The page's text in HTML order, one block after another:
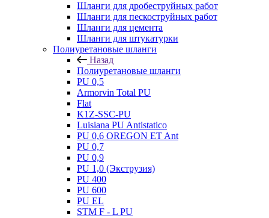
Шланги для дробеструйных работ
Шланги для пескоструйных работ
Шланги для цемента
Шланги для штукатурки
Полиуретановые шланги
Назад
Полиуретановые шланги
PU 0,5
Armorvin Total PU
Flat
K1Z-SSC-PU
Luisiana PU Antistatico
PU 0,6 OREGON ET Ant
PU 0,7
PU 0,9
PU 1,0 (Экструзия)
PU 400
PU 600
PU EL
STM F - L PU